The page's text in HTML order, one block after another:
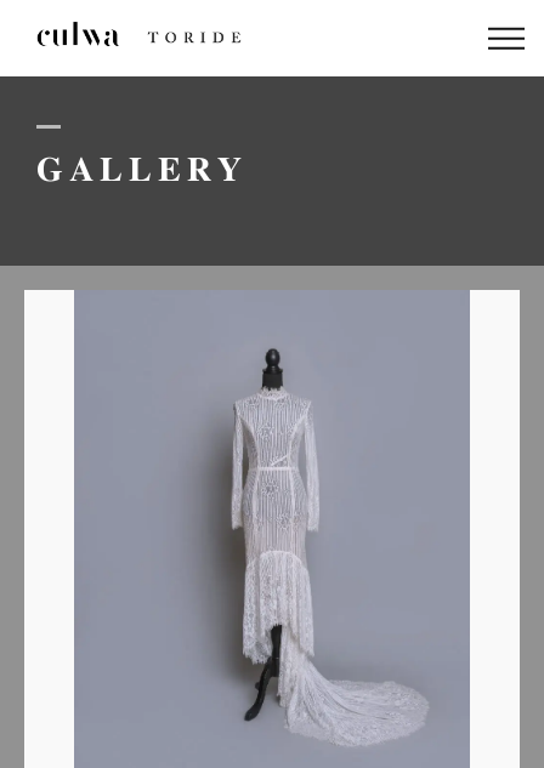
GALLERY
ABOUT US
PACKAGE
GALLERY
BLOG
LINEでのお問い合わせはこちら